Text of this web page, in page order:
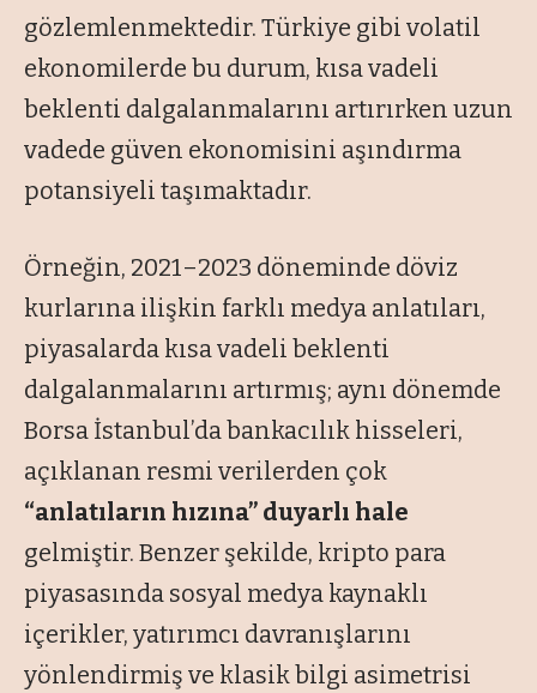
gözlemlenmektedir. Türkiye gibi volatil
ekonomilerde bu durum, kısa vadeli
beklenti dalgalanmalarını artırırken uzun
vadede güven ekonomisini aşındırma
potansiyeli taşımaktadır.
Örneğin, 2021–2023 döneminde döviz
kurlarına ilişkin farklı medya anlatıları,
piyasalarda kısa vadeli beklenti
dalgalanmalarını artırmış; aynı dönemde
Borsa İstanbul’da bankacılık hisseleri,
açıklanan resmi verilerden çok
“anlatıların hızına” duyarlı hale
gelmiştir. Benzer şekilde, kripto para
piyasasında sosyal medya kaynaklı
içerikler, yatırımcı davranışlarını
yönlendirmiş ve klasik bilgi asimetrisi